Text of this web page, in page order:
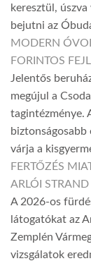
keresztül,
bejutni az
MODERN
FORINTOS
Jelentős
megújul a
tagintézménye.
biztonságosabb
várja a
FERTŐZÉS
ARLÓI STRAND
A 2026-os
látogatókat az
Zemplén
vizsgálatok